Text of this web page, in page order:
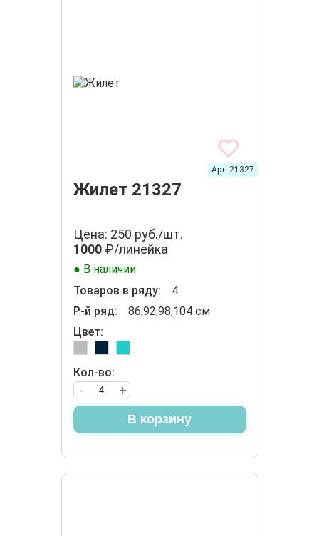
Жилет 21327
Арт. 21327
Цена: 250 руб./шт.
1000₽/линейка
● В наличии
Товаров в ряду:
4
Р-й ряд:
86,92,98,104 см
Цвет:
Кол-во:
+
-
В корзину